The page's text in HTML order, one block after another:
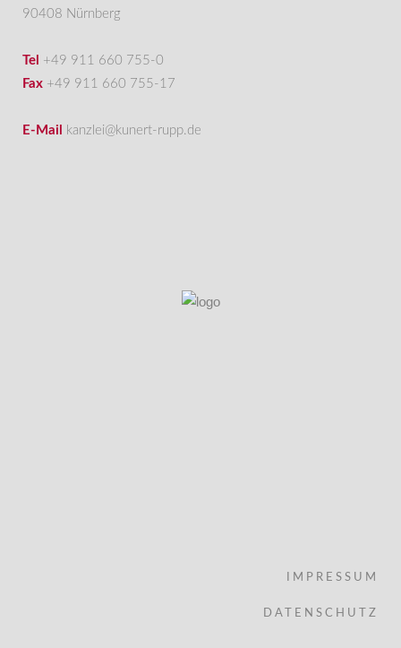
90408 Nürnberg
Tel +49 911 660 755-0
Fax +49 911 660 755-17
E-Mail kanzlei@kunert-rupp.de
IMPRESSUM
DATENSCHUTZ